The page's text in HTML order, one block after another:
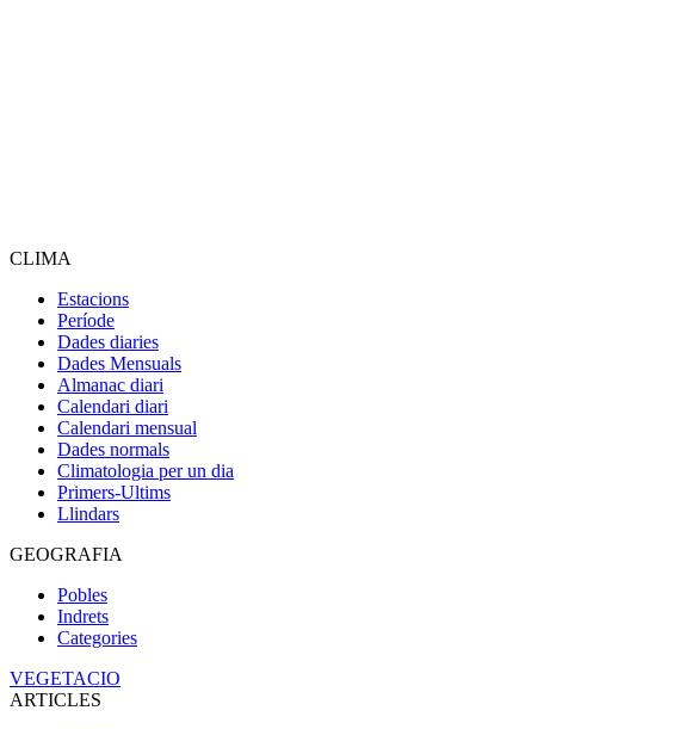
CLIMA
Estacions
Període
Dades diaries
Dades Mensuals
Almanac diari
Calendari diari
Calendari mensual
Dades normals
Climatologia per un dia
Primers-Ultims
Llindars
GEOGRAFIA
Pobles
Indrets
Categories
VEGETACIO
ARTICLES